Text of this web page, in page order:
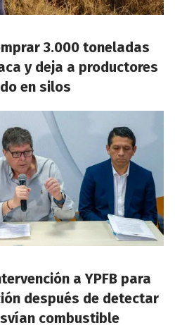
3.000 toneladas
y deja a productores
en silos
a YPFB para
después de detectar
combustible